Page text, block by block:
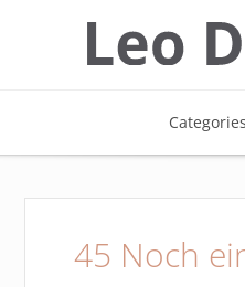
45 Noch